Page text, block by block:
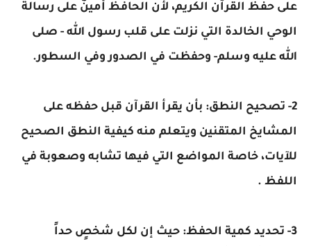
على حفظ القرآن الكريم، لأن الحافظ أمينٌ على رسالة
الوحي الخالدة التي نزلت على قلب رسول الله - صلى
الله عليه وسلم- وحفظت في الصدور وفي السطور.
2- تصحيح النطق: بأن يقرأ القرآن قبل حفظه على
المشايخ المتقنين ويتعلم منه كيفية النطق الصحيح
للآيات، خاصة المواضع التي فيها تشابه وصعوبة في
اللفظ .
3- تحديد كمية الحفظ: حيث إن لكل شخصٍ حداً